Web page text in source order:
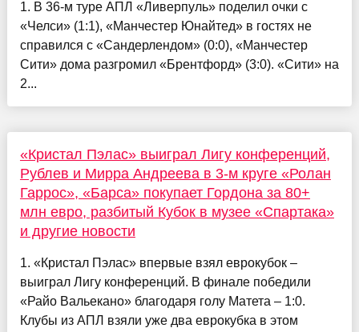
1. В 36-м туре АПЛ «Ливерпуль» поделил очки с
«Челси» (1:1), «Манчестер Юнайтед» в гостях не
справился с «Сандерлендом» (0:0), «Манчестер
Сити» дома разгромил «Брентфорд» (3:0). «Сити» на
2...
«Кристал Пэлас» выиграл Лигу конференций,
Рублев и Мирра Андреева в 3-м круге «Ролан
Гаррос», «Барса» покупает Гордона за 80+
млн евро, разбитый Кубок в музее «Спартака»
и другие новости
1. «Кристал Пэлас» впервые взял еврокубок –
выиграл Лигу конференций. В финале победили
«Райо Вальекано» благодаря голу Матета – 1:0.
Клубы из АПЛ взяли уже два еврокубка в этом